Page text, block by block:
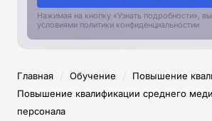
Нажимая на кнопку «Узнать подробности»,
условиями политики конфиденциальностии
Главная / Обучение / Повышение
Повышение квалификации среднего
персонала